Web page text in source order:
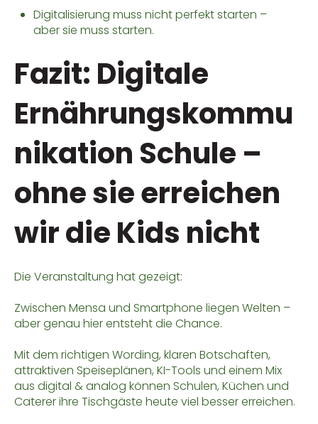
Digitalisierung muss nicht perfekt starten –
aber sie muss starten.
Fazit: Digitale
Ernährungskommu
nikation Schule –
ohne sie erreichen
wir die Kids nicht
Die Veranstaltung hat gezeigt:
Zwischen Mensa und Smartphone liegen Welten –
aber genau hier entsteht die Chance.
Mit dem richtigen Wording, klaren Botschaften,
attraktiven Speiseplänen, KI-Tools und einem Mix
aus digital & analog können Schulen, Küchen und
Caterer ihre Tischgäste heute viel besser erreichen.